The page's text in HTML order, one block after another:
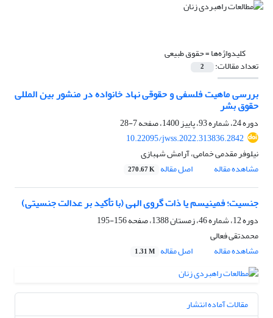
کلیدواژه‌ها =حقوق طبیعی
تعداد مقالات: 2
بررسی ماهیت فلسفی و حقوقی نهاد خانواده در منشور بین المللی
حقوق بشر
دوره 24، شماره 93، پاییز 1400، صفحه
7-28
10.22095/jwss.2022.313836.2842
نیلوفر مقدمی خمامی، آرامش شهبازی
مشاهده مقاله
اصل مقاله 270.67 K
جنسیت؛ فمینیسم یا ذات گروی الهی (با تأکید بر عدالت جنسیتی)
دوره 12، شماره 46، زمستان 1388، صفحه
156-195
محمدتقی فعالی
مشاهده مقاله
اصل مقاله 1.31 M
مقالات آماده انتشار